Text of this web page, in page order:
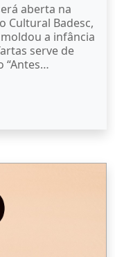
aberta na
Cultural Badesc,
a infância
serve de
“Antes…